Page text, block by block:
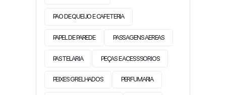
PAO DE QUEIJO E CAFETERIA
PAPEL DE PAREDE PASSAGENS AEREAS
PASTELARIA PEÇAS E ACESSSORIOS
PEIXES GRELHADOS PERFUMARIA